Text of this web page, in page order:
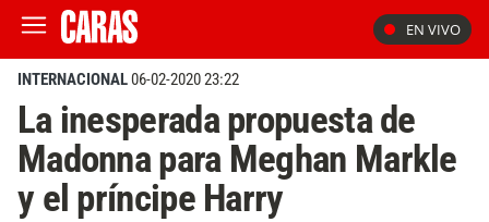
EN VIVO
INTERNACIONAL06-02-2020 23:22
La inesperada propuesta de
Madonna para Meghan Markle
y el príncipe Harry